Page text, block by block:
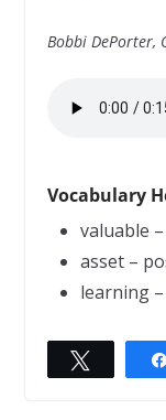
Bobbi DePorter,
Vocabulary
valuable
asset –
learning
← Previous
Next →